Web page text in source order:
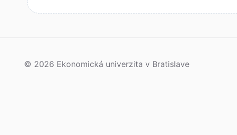
© 2026 Ekonomická univerzita v Bratislave